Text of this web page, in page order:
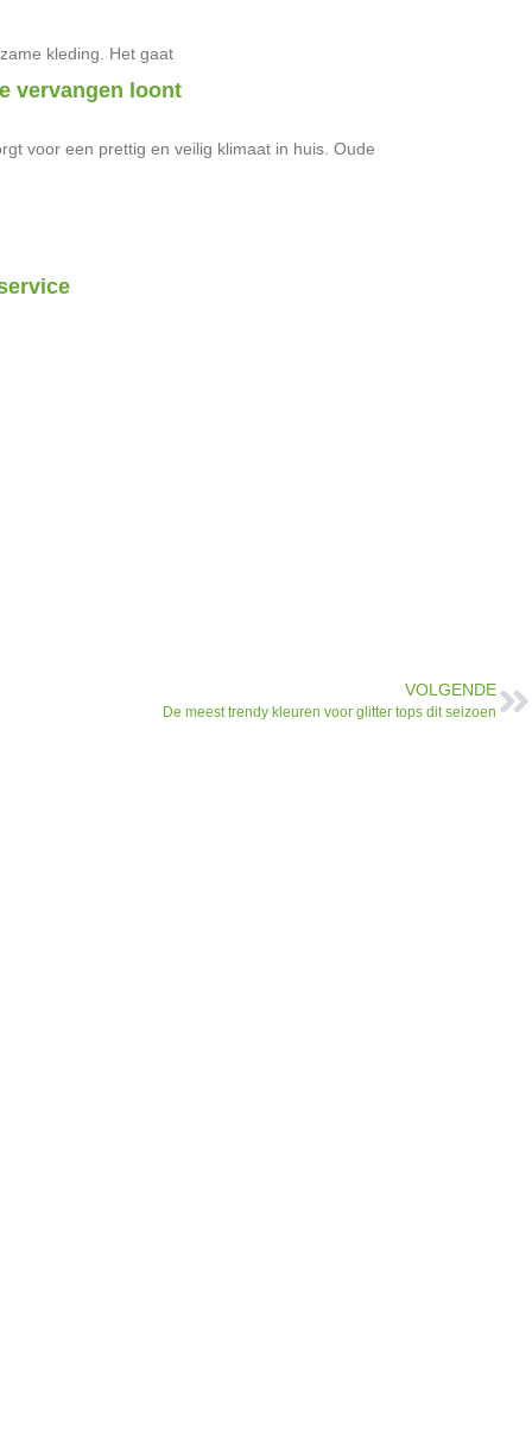
kleding. Het gaat
vervangen loont
voor een prettig en veilig klimaat in huis. Oude
VOLGENDE
De meest trendy kleuren voor glitter tops dit seizoen